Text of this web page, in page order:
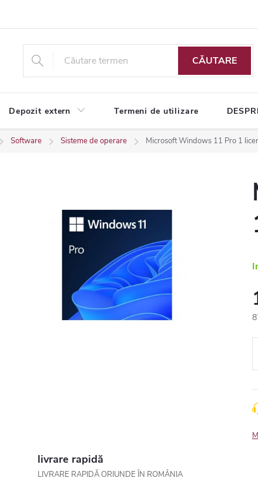
CĂUTARE
Depozit extern Termeni de utilizare
Software Sisteme de operare Microsoft Windows 11 Pro 1
livrare rapidă
LIVRARE RAPIDĂ ORIUNDE ÎN ROMÂNIA